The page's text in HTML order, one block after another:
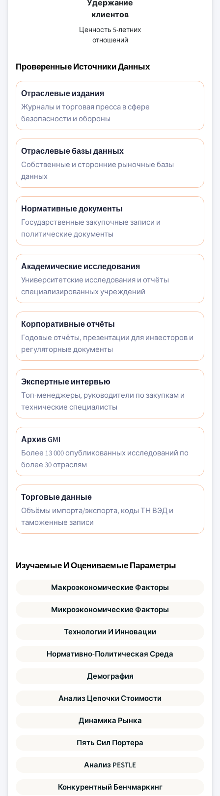
Удержание
клиентов
Ценность 5-летних
отношений
Проверенные Источники Данных
Отраслевые издания
Журналы и торговая пресса в сфере
безопасности и обороны
Отраслевые базы данных
Собственные и сторонние рыночные базы
данных
Нормативные документы
Государственные закупочные записи и
политические документы
Академические исследования
Университетские исследования и отчёты
специализированных учреждений
Корпоративные отчёты
Годовые отчёты, презентации для инвесторов и
регуляторные документы
Экспертные интервью
Топ-менеджеры, руководители по закупкам и
технические специалисты
Архив GMI
Более 13 000 опубликованных исследований по
более 30 отраслям
Торговые данные
Объёмы импорта/экспорта, коды ТН ВЭД и
таможенные записи
Изучаемые И Оцениваемые Параметры
Макроэкономические Факторы
Микроэкономические Факторы
Технологии И Инновации
Нормативно-Политическая Среда
Демография
Анализ Цепочки Стоимости
Динамика Рынка
Пять Сил Портера
Анализ PESTLE
Конкурентный Бенчмаркинг